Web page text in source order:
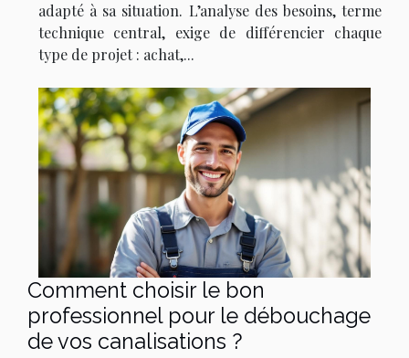
adapté à sa situation. L’analyse des besoins, terme
technique central, exige de différencier chaque
type de projet : achat,...
Comment choisir le bon
professionnel pour le débouchage
de vos canalisations ?